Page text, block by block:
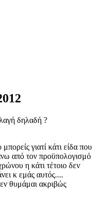
δηλαδή ?
γιατί κάτι είδα που
από τον προϋπολογισμό
η κάτι τέτοιο δεν
κ εμάς αυτός....
θυμάμαι ακριβώς